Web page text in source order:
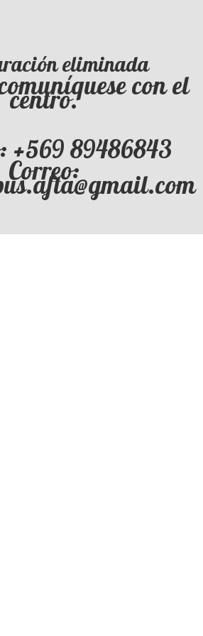
eliminada
con el
centro.
+569 89486843
Correo: